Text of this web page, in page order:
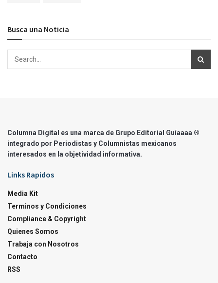
Busca una Noticia
Columna Digital es una marca de Grupo Editorial Guíaaaa ®
integrado por Periodistas y Columnistas mexicanos
interesados en la objetividad informativa.
Links Rapidos
Media Kit
Terminos y Condiciones
Compliance & Copyright
Quienes Somos
Trabaja con Nosotros
Contacto
RSS